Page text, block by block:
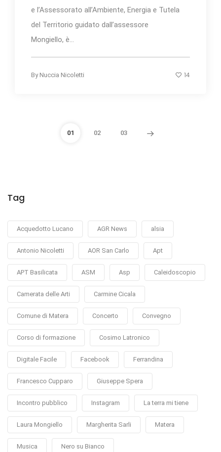
e l’Assessorato all’Ambiente, Energia e Tutela
del Territorio guidato dall’assessore
Mongiello, è...
By Nuccia Nicoletti 14
01 02 03
Tag
Acquedotto Lucano AGR News alsia
Antonio Nicoletti AOR San Carlo Apt
APT Basilicata ASM Asp Caleidoscopio
Camerata delle Arti Carmine Cicala
Comune di Matera Concerto Convegno
Corso di formazione Cosimo Latronico
Digitale Facile Facebook Ferrandina
Francesco Cupparo Giuseppe Spera
Incontro pubblico Instagram La terra mi tiene
Laura Mongiello Margherita Sarli Matera
Musica Nero su Bianco